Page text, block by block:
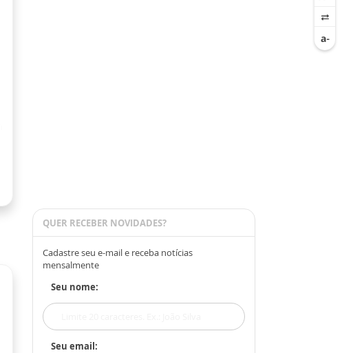
QUER RECEBER NOVIDADES?
Cadastre seu e-mail e receba notícias
mensalmente
Seu nome:
Seu email: